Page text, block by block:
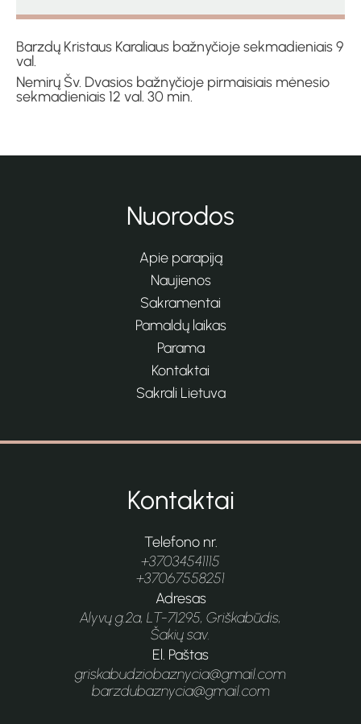
Barzdų Kristaus Karaliaus bažnyčioje sekmadieniais 9
val.
Nemirų Šv. Dvasios bažnyčioje pirmaisiais mėnesio
sekmadieniais 12 val. 30 min.
Nuorodos
Apie parapiją
Naujienos
Sakramentai
Pamaldų laikas
Parama
Kontaktai
Sakrali Lietuva
Kontaktai
Telefono nr.
+37034541115
+37067558251
Adresas
Alyvų g.2a, LT-71295, Griškabūdis,
Šakių sav.
El. Paštas
griskabudziobaznycia@gmail.com
barzdubaznycia@gmail.com